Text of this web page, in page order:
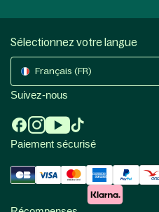
Sélectionnez votre langue
Français (FR)
Suivez-nous
Paiement sécurisé